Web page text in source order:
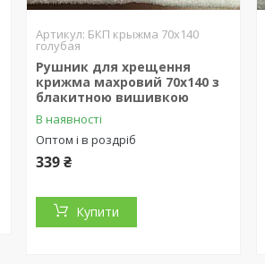
БКП крыжма 70х140
голубая
Рушник для хрещення
крижма махровий 70х140 з
блакитною вишивкою
В наявності
Оптом і в роздріб
339 ₴
Купити